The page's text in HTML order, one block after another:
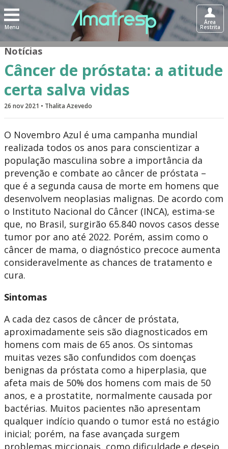
Menu
Área
Restrita
Notícias
Câncer de próstata: a atitude
certa salva vidas
26 nov 2021 • Thalita Azevedo
O Novembro Azul é uma campanha mundial
realizada todos os anos para conscientizar a
população masculina sobre a importância da
prevenção e combate ao câncer de próstata –
que é a segunda causa de morte em homens que
desenvolvem neoplasias malignas. De acordo com
o Instituto Nacional do Câncer (INCA), estima-se
que, no Brasil, surgirão 65.840 novos casos desse
tumor por ano até 2022. Porém, assim como o
câncer de mama, o diagnóstico precoce aumenta
consideravelmente as chances de tratamento e
cura.
Sintomas
A cada dez casos de câncer de próstata,
aproximadamente seis são diagnosticados em
homens com mais de 65 anos. Os sintomas
muitas vezes são confundidos com doenças
benignas da próstata como a hiperplasia, que
afeta mais de 50% dos homens com mais de 50
anos, e a prostatite, normalmente causada por
bactérias. Muitos pacientes não apresentam
qualquer indício quando o tumor está no estágio
inicial; porém, na fase avançada surgem
problemas miccionais, como dificuldade e desejo